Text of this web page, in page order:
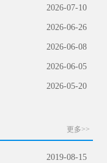
2026-07-10
2026-06-26
2026-06-08
2026-06-05
2026-05-20
更多>>
2019-08-15